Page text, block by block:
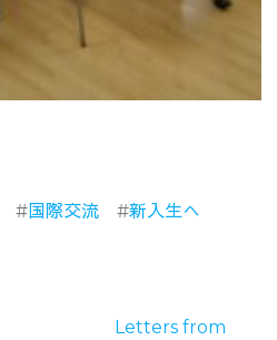
#国際交流 #新入生へ
Letters from